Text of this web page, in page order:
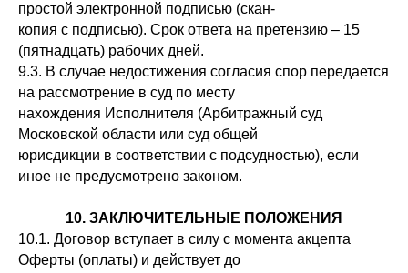
простой электронной подписью (скан-
копия с подписью). Срок ответа на претензию – 15
(пятнадцать) рабочих дней.
9.3. В случае недостижения согласия спор передается
на рассмотрение в суд по месту
нахождения Исполнителя (Арбитражный суд
Московской области или суд общей
юрисдикции в соответствии с подсудностью), если
иное не предусмотрено законом.
10. ЗАКЛЮЧИТЕЛЬНЫЕ ПОЛОЖЕНИЯ
10.1. Договор вступает в силу с момента акцепта
Оферты (оплаты) и действует до